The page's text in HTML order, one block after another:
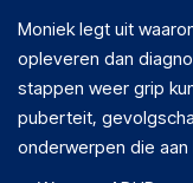
Moniek legt uit
opleveren dan
stappen weer grip
puberteit,
onderwerpen die